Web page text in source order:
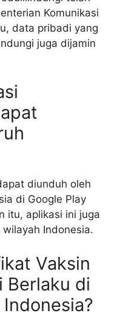
Komunikasi
data pribadi yang
juga dijamin
diunduh oleh
di Google Play
itu, aplikasi ini juga
Indonesia.
Vaksin
Berlaku di